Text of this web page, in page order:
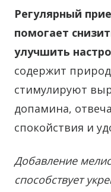
Регулярный
помогает
улучшить
содержит
стимулируют
допамина,
спокойствия и
Добавление
способствует